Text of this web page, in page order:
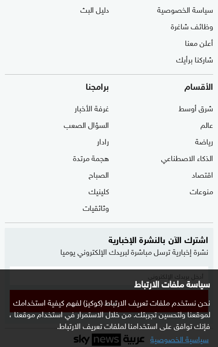
سياسة ملفات الارتباط
نحن نستخدم ملفات تعريف الارتباط (كوكيز) لفهم كيفية استخدامك
لموقعنا ولتحسين تجربتك. من خلال الاستمرار في استخدام موقعنا ،
فإنك توافق على استخدامنا لملفات تعريف الارتباط.
سياسية الخصوصية
سياسة الخصوصية
وظائف شاغرة
أعلن معنا
شاركنا برأيك
دليل البث
الأقسام
شرق أوسط
عالم
رياضة
الذكاء الاصطناعي
اقتصاد
منوعات
برامجنا
غرفة الأخبار
السؤال الصعب
رادار
هجمة مرتدة
الصباح
كلينيك
وثائقيات
اشترك الآن بالنشرة الإخبارية
نشرة إخبارية ترسل مباشرة لبريدك الإلكتروني يوميا
إشترك